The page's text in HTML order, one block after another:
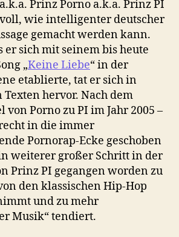
Prinz Porno a.k.a. Prinz PI
wie intelligenter deutscher
gemacht werden kann.
er sich mit seinem bis heute
„Keine Liebe“ in der
etablierte, tat er sich in
hervor. Nach dem
von Porno zu PI im Jahr 2005 –
in die immer
Pornorap-Ecke geschoben
weiterer großer Schritt in der
Prinz PI gegangen worden zu
den klassischen Hip-Hop
und zu mehr
Musik“ tendiert.